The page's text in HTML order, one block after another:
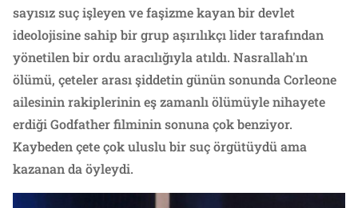
sayısız suç işleyen ve faşizme kayan bir devlet
ideolojisine sahip bir grup aşırılıkçı lider tarafından
yönetilen bir ordu aracılığıyla atıldı. Nasrallah'ın
ölümü, çeteler arası şiddetin günün sonunda Corleone
ailesinin rakiplerinin eş zamanlı ölümüyle nihayete
erdiği Godfather filminin sonuna çok benziyor.
Kaybeden çete çok uluslu bir suç örgütüydü ama
kazanan da öyleydi.